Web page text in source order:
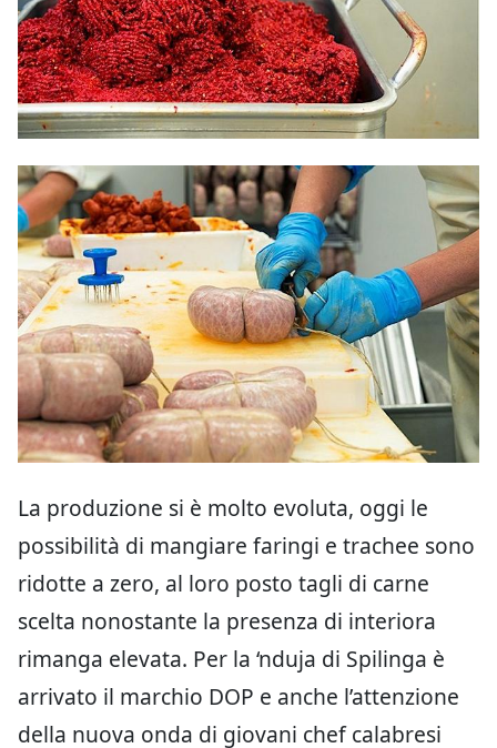
La produzione si è molto evoluta, oggi le
possibilità di mangiare faringi e trachee sono
ridotte a zero, al loro posto tagli di carne
scelta nonostante la presenza di interiora
rimanga elevata. Per la ‘nduja di Spilinga è
arrivato il marchio DOP e anche l’attenzione
della nuova onda di giovani chef calabresi